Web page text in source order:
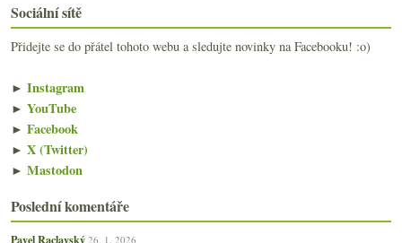
Sociální sítě
Přidejte se do přátel tohoto webu a sledujte novinky na Facebooku! :o)
► Instagram
► YouTube
► Facebook
► X (Twitter)
► Mastodon
Poslední komentáře
Pavel Raclavský 26. 1. 2026